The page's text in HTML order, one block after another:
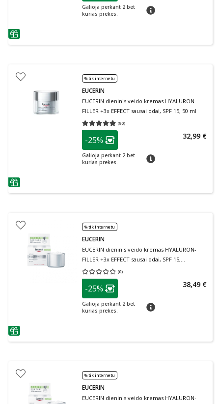
patarimas
Galioja perkant 2 bet
kurias prekes.
patarimas
patarimas
% tik internetu
EUCERIN
EUCERIN dieninis veido kremas HYALURON-
FILLER +3x EFFECT sausai odai, SPF 15, 50 ml
(90)
Vidutinis įvertinimas 4.91
patarimas
Lojalumo klubo narių nuolaida
-25%
Galioja perkant 2 bet
kurias prekes.
patarimas
32,99 €
patarimas
% tik internetu
EUCERIN
EUCERIN dieninis veido kremas HYALURON-
FILLER +3x EFFECT sausai odai, SPF 15,
papildymo pakuotė, 50 ml
(0)
Vidutinis įvertinimas 0.00
patarimas
Lojalumo klubo narių nuolaida
-25%
Galioja perkant 2 bet
kurias prekes.
patarimas
38,49 €
% tik internetu
EUCERIN
EUCERIN dieninis veido kremas HYALURON-